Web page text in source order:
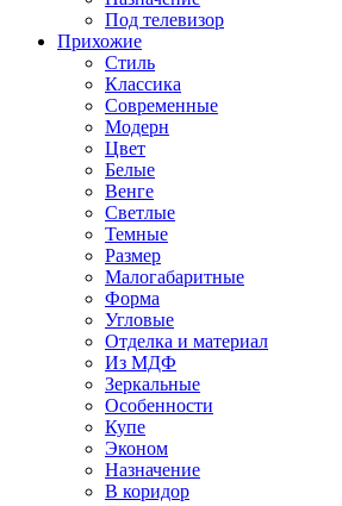
Под телевизор
Прихожие
Стиль
Классика
Современные
Модерн
Цвет
Белые
Венге
Светлые
Темные
Размер
Малогабаритные
Форма
Угловые
Отделка и материал
Из МДФ
Зеркальные
Особенности
Купе
Эконом
Назначение
В коридор